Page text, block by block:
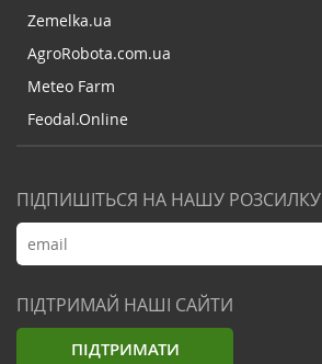
Zemelka.ua
AgroRobota.com.ua
Meteo Farm
Feodal.Online
ПІДПИШІТЬСЯ НА НАШУ РОЗСИЛКУ
ПІДТРИМАЙ НАШІ САЙТИ
ПІДТРИМАТИ